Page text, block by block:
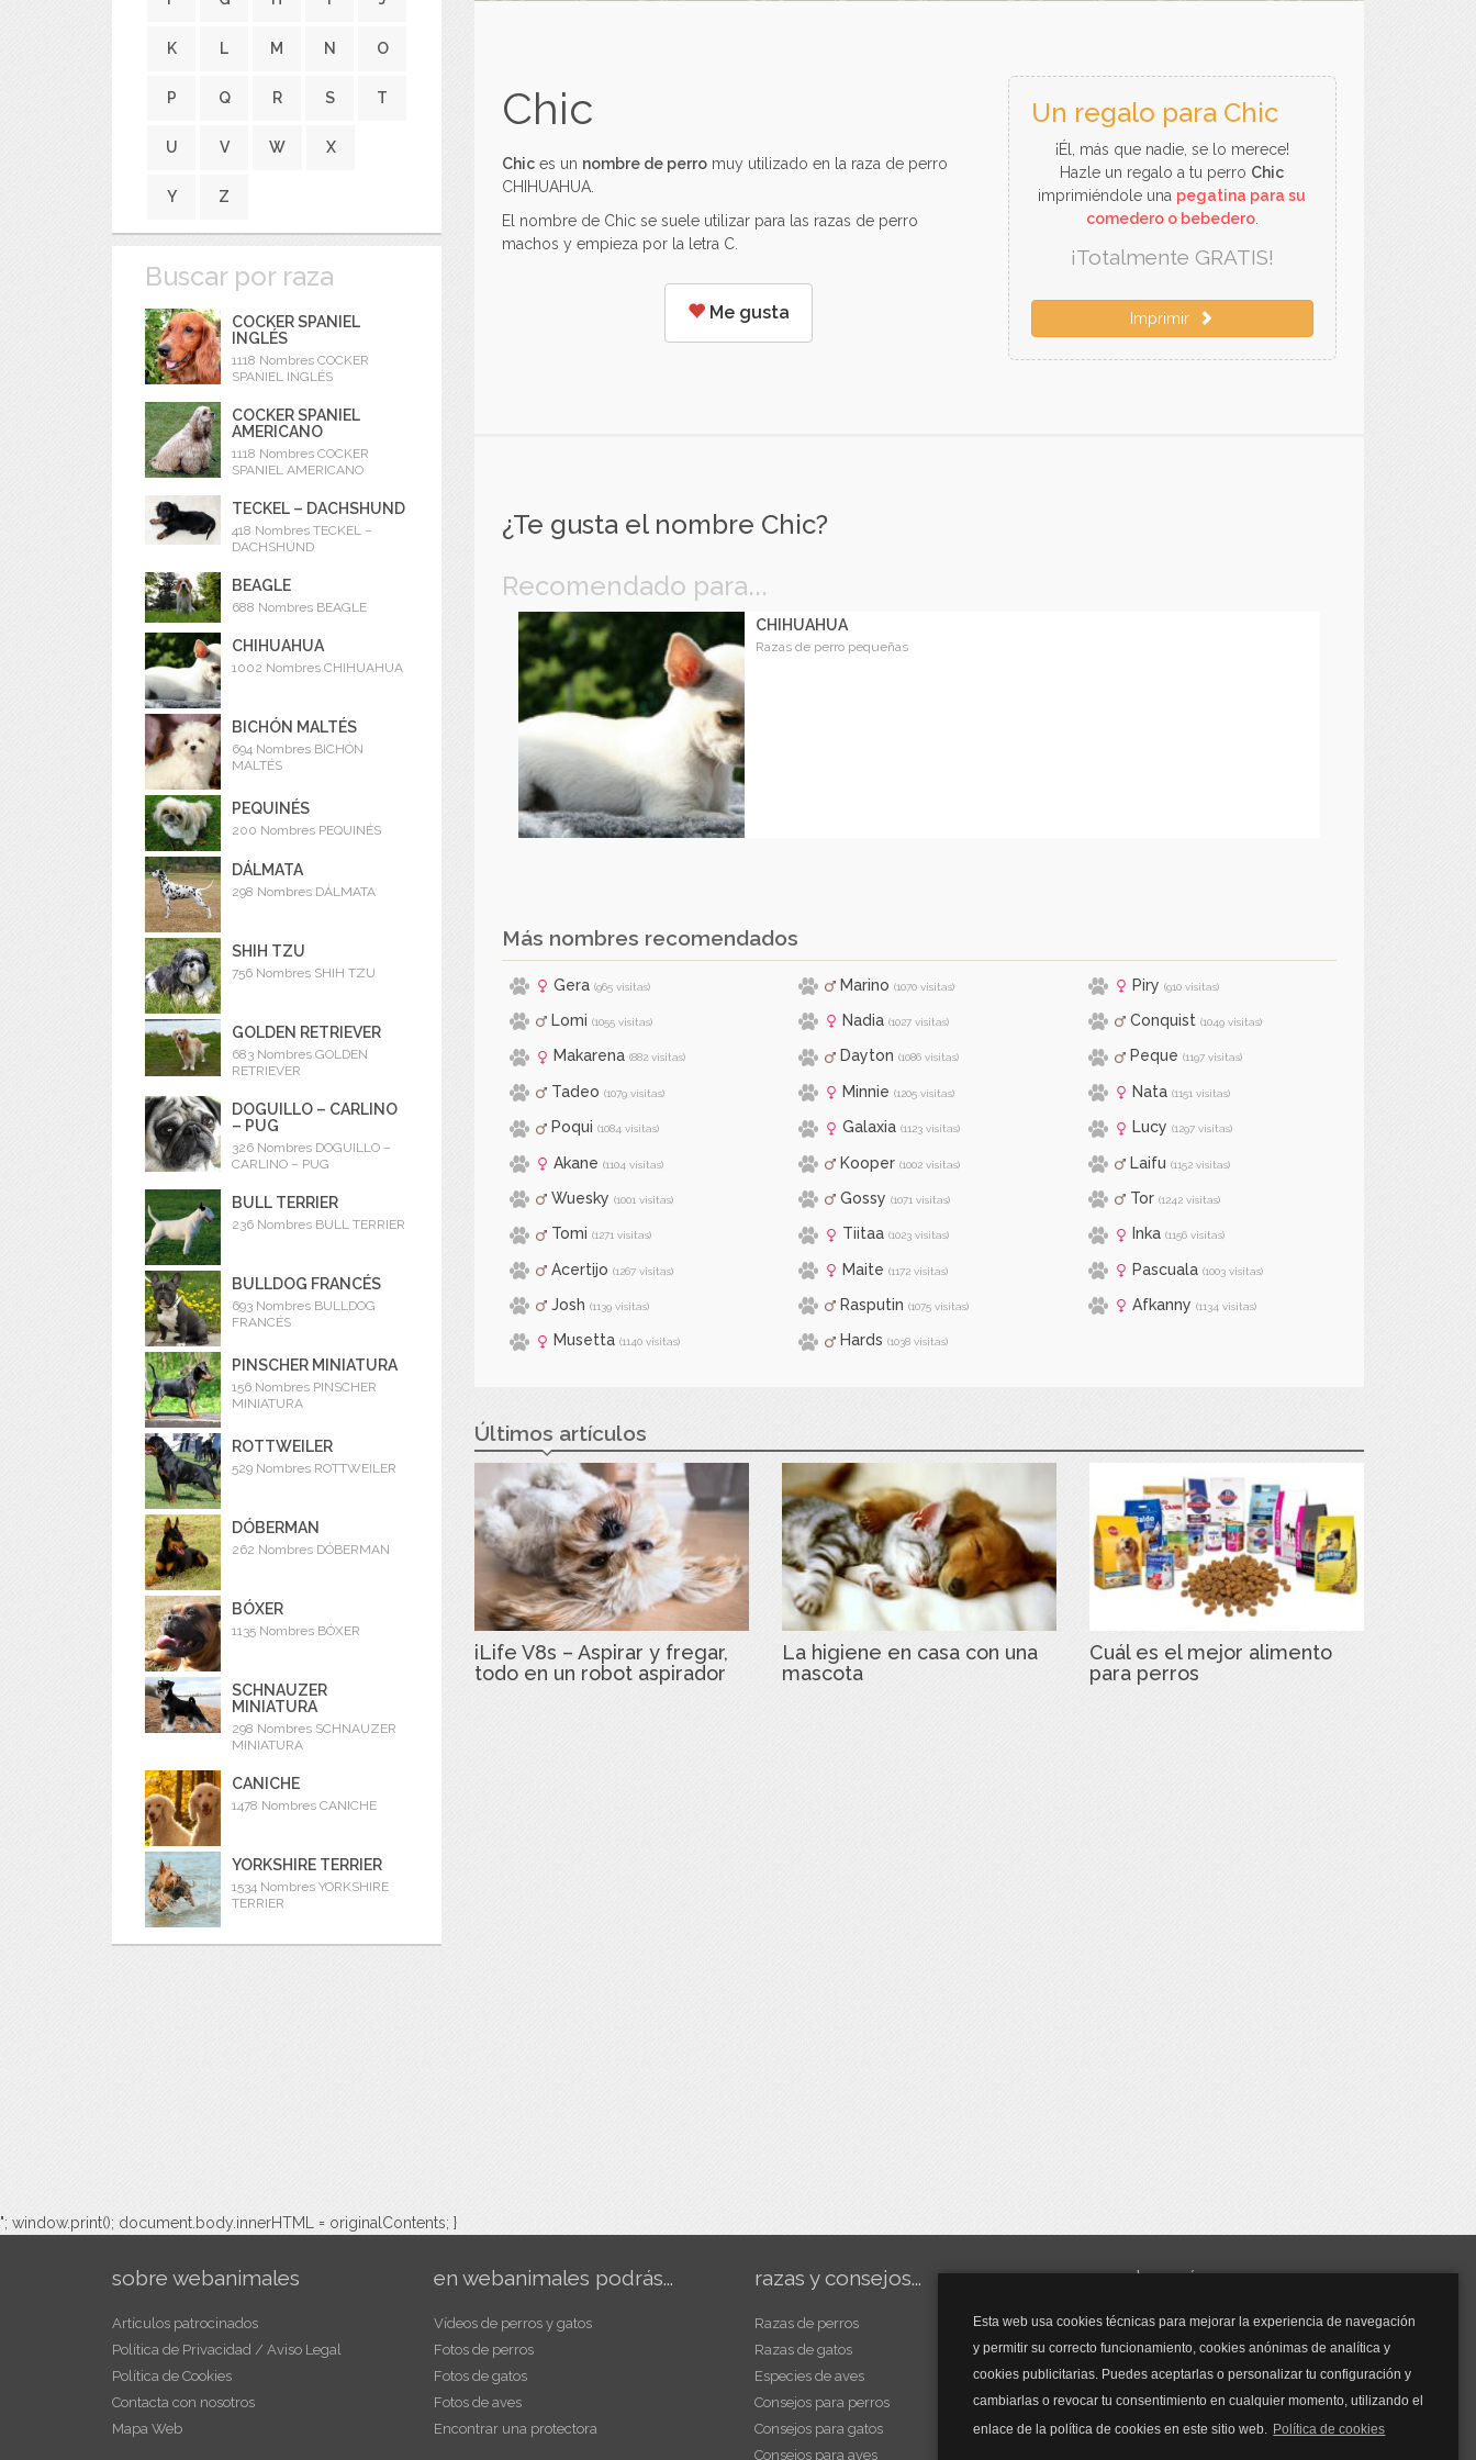
Esta web usa cookies técnicas para mejorar la experiencia de navegación
y permitir su correcto funcionamiento, cookies anónimas de analítica y
cookies publicitarias. Puedes aceptarlas o personalizar tu configuración y
cambiarlas o revocar tu consentimiento en cualquier momento, utilizando el
enlace de la política de cookies en este sitio web. Política de cookies
K L M N O
P Q R S T
U V W X
Y Z
Buscar por raza
COCKER SPANIEL
INGLÉS
1118 Nombres COCKER
SPANIEL INGLÉS
COCKER SPANIEL
AMERICANO
1118 Nombres COCKER
SPANIEL AMERICANO
TECKEL – DACHSHUND
418 Nombres TECKEL –
DACHSHUND
BEAGLE
688 Nombres BEAGLE
CHIHUAHUA
1002 Nombres CHIHUAHUA
BICHÓN MALTÉS
694 Nombres BICHÓN
MALTÉS
PEQUINÉS
200 Nombres PEQUINÉS
DÁLMATA
298 Nombres DÁLMATA
SHIH TZU
756 Nombres SHIH TZU
GOLDEN RETRIEVER
683 Nombres GOLDEN
RETRIEVER
DOGUILLO – CARLINO
– PUG
326 Nombres DOGUILLO –
CARLINO – PUG
BULL TERRIER
236 Nombres BULL TERRIER
BULLDOG FRANCÉS
693 Nombres BULLDOG
FRANCÉS
PINSCHER MINIATURA
156 Nombres PINSCHER
MINIATURA
ROTTWEILER
529 Nombres ROTTWEILER
DÓBERMAN
262 Nombres DÓBERMAN
BÓXER
1135 Nombres BÓXER
SCHNAUZER
MINIATURA
298 Nombres SCHNAUZER
MINIATURA
CANICHE
1478 Nombres CANICHE
YORKSHIRE TERRIER
1534 Nombres YORKSHIRE
TERRIER
Chic
Chic es un nombre de perro muy utilizado en la raza de perro
CHIHUAHUA.
El nombre de Chic se suele utilizar para las razas de perro
machos y empieza por la letra C.
Me gusta
Un regalo para Chic
¡Él, más que nadie, se lo merece!
Hazle un regalo a tu perro Chic
imprimiéndole una pegatina para su
comedero o bebedero.
¡Totalmente GRATIS!
Imprimir
¿Te gusta el nombre Chic?
Recomendado para...
CHIHUAHUA
Razas de perro pequeñas
Más nombres recomendados
Gera (965 visitas) Marino (1070 visitas) Piry (910 visitas)
Lomi (1055 visitas) Nadia (1027 visitas) Conquist (1049 visitas)
Makarena (882 visitas) Dayton (1086 visitas) Peque (1197 visitas)
Tadeo (1079 visitas) Minnie (1205 visitas) Nata (1151 visitas)
Poqui (1084 visitas) Galaxia (1123 visitas) Lucy (1297 visitas)
Akane (1104 visitas) Kooper (1002 visitas) Laifu (1152 visitas)
Wuesky (1001 visitas) Gossy (1071 visitas) Tor (1242 visitas)
Tomi (1271 visitas) Tiitaa (1023 visitas) Inka (1156 visitas)
Acertijo (1267 visitas) Maite (1172 visitas) Pascuala (1003 visitas)
Josh (1139 visitas) Rasputin (1075 visitas) Afkanny (1134 visitas)
Musetta (1140 visitas) Hards (1038 visitas)
Últimos artículos
iLife V8s – Aspirar y fregar,
todo en un robot aspirador
La higiene en casa con una
mascota
Cuál es el mejor alimento
para perros
"; window.print(); document.body.innerHTML = originalContents; }
sobre webanimales
Artículos patrocinados
Política de Privacidad / Aviso Legal
Política de Cookies
Contacta con nosotros
Mapa Web
en webanimales podrás...
Vídeos de perros y gatos
Fotos de perros
Fotos de gatos
Fotos de aves
Encontrar una protectora
razas y consejos...
Razas de perros
Razas de gatos
Especies de aves
Consejos para perros
Consejos para gatos
Consejos para aves
y mucho más...
Mascarillas
Mascarillas FFP2
Mascarillas FFP3
Bolsos
Bolsos Tous